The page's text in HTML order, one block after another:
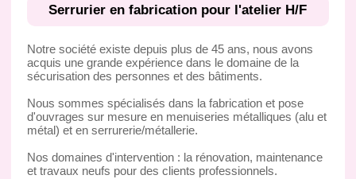
Serrurier en fabrication pour l'atelier H/F
Notre société existe depuis plus de 45 ans, nous avons
acquis une grande expérience dans le domaine de la
sécurisation des personnes et des bâtiments.
Nous sommes spécialisés dans la fabrication et pose
d'ouvrages sur mesure en menuiseries métalliques (alu et
métal) et en serrurerie/métallerie.
Nos domaines d'intervention : la rénovation, maintenance
et travaux neufs pour des clients professionnels.